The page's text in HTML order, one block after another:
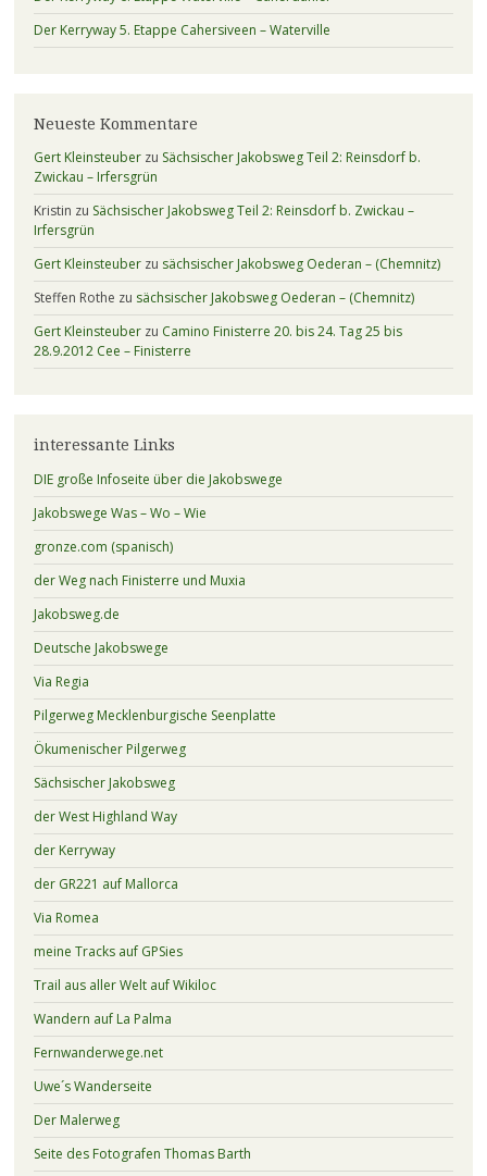
Der Kerryway 5. Etappe Cahersiveen – Waterville
Neueste Kommentare
Gert Kleinsteuberzu Sächsischer Jakobsweg Teil 2: Reinsdorf b.
Zwickau – Irfersgrün
Kristin zu Sächsischer Jakobsweg Teil 2: Reinsdorf b. Zwickau –
Irfersgrün
Gert Kleinsteuberzu sächsischer Jakobsweg Oederan – (Chemnitz)
Steffen Rothe zu sächsischer Jakobsweg Oederan – (Chemnitz)
Gert Kleinsteuberzu Camino Finisterre 20. bis 24. Tag 25 bis
28.9.2012 Cee – Finisterre
interessante Links
DIE große Infoseite über die Jakobswege
Jakobswege Was – Wo – Wie
gronze.com (spanisch)
der Weg nach Finisterre und Muxia
Jakobsweg.de
Deutsche Jakobswege
Via Regia
Pilgerweg Mecklenburgische Seenplatte
Ökumenischer Pilgerweg
Sächsischer Jakobsweg
der West Highland Way
der Kerryway
der GR221 auf Mallorca
Via Romea
meine Tracks auf GPSies
Trail aus aller Welt auf Wikiloc
Wandern auf La Palma
Fernwanderwege.net
Uwe´s Wanderseite
Der Malerweg
Seite des Fotografen Thomas Barth